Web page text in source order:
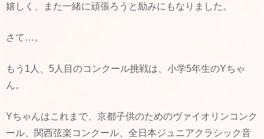
嬉しく、また一緒に頑張ろうと励みにもなりました。
さて…。
もう1人、5人目のコンクール挑戦は、小学5年生のYちゃ
ん。
Yちゃんはこれまで、京都子供のためのヴァイオリンコンク
ール、関西弦楽コンクール、全日本ジュニアクラシック音